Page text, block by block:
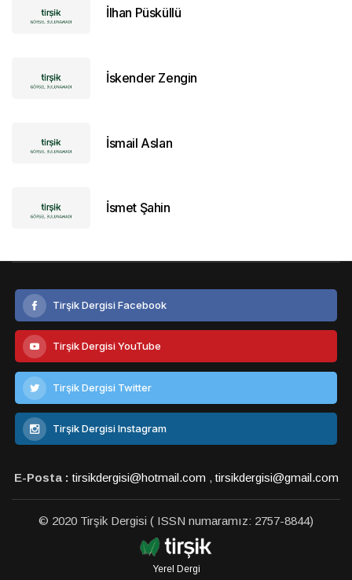
İlhan Püsküllü
İskender Zengin
İsmail Aslan
İsmet Şahin
Tirşik Dergisi Facebook
Tirşik Dergisi YouTube
Tirşik Dergisi Twitter
Tirşik Dergisi Instagram
E-Posta : tirsikdergisi@hotmail.com ,tirsikdergisi@gmail.com
© 2020 Tirşik Dergisi ( ISSN numaramız: 2757-8844)
Yerel Dergi